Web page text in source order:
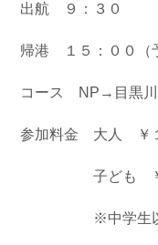
出航 ９：３０
帰港 １５：００（
コース NP→目黒
参加料金 大人 ￥
子ども ￥５,
※中学生以上は